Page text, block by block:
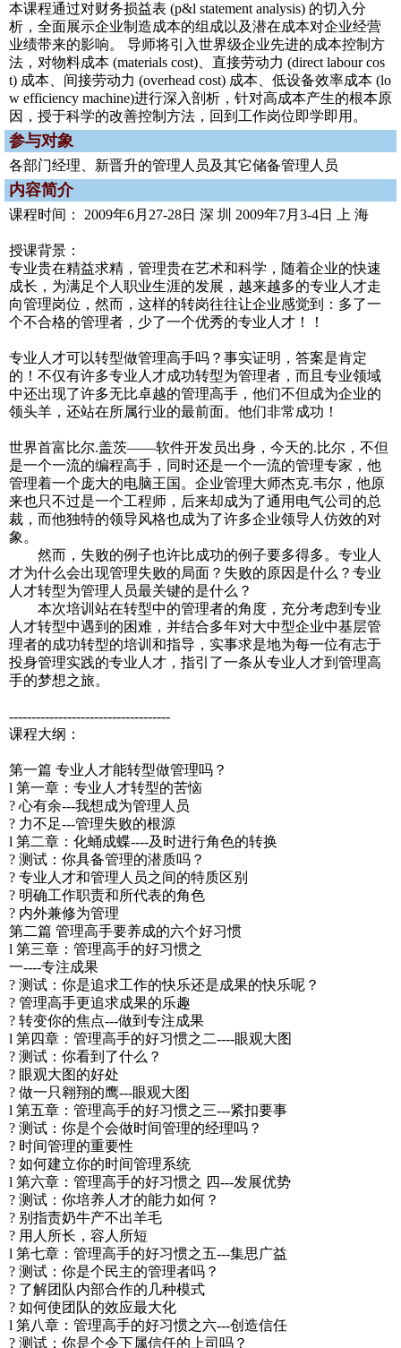
本课程通过对财务损益表 (p&l statement analysis) 的切入分
析，全面展示企业制造成本的组成以及潜在成本对企业经营
业绩带来的影响。 导师将引入世界级企业先进的成本控制方
法，对物料成本 (materials cost)、直接劳动力 (direct labour cos
t) 成本、间接劳动力 (overhead cost) 成本、低设备效率成本 (lo
w efficiency machine)进行深入剖析，针对高成本产生的根本原
因，授于科学的改善控制方法，回到工作岗位即学即用。
参与对象
各部门经理、新晋升的管理人员及其它储备管理人员
内容简介
课程时间： 2009年6月27-28日 深 圳 2009年7月3-4日 上 海
授课背景：
专业贵在精益求精，管理贵在艺术和科学，随着企业的快速
成长，为满足个人职业生涯的发展，越来越多的专业人才走
向管理岗位，然而，这样的转岗往往让企业感觉到：多了一
个不合格的管理者，少了一个优秀的专业人才！！
专业人才可以转型做管理高手吗？事实证明，答案是肯定
的！不仅有许多专业人才成功转型为管理者，而且专业领域
中还出现了许多无比卓越的管理高手，他们不但成为企业的
领头羊，还站在所属行业的最前面。他们非常成功！
世界首富比尔.盖茨——软件开发员出身，今天的.比尔，不但
是一个一流的编程高手，同时还是一个一流的管理专家，他
管理着一个庞大的电脑王国。企业管理大师杰克.韦尔，他原
来也只不过是一个工程师，后来却成为了通用电气公司的总
裁，而他独特的领导风格也成为了许多企业领导人仿效的对
象。
然而，失败的例子也许比成功的例子要多得多。专业人
才为什么会出现管理失败的局面？失败的原因是什么？专业
人才转型为管理人员最关键的是什么？
本次培训站在转型中的管理者的角度，充分考虑到专业
人才转型中遇到的困难，并结合多年对大中型企业中基层管
理者的成功转型的培训和指导，实事求是地为每一位有志于
投身管理实践的专业人才，指引了一条从专业人才到管理高
手的梦想之旅。
------------------------------------
课程大纲：
第一篇 专业人才能转型做管理吗？
l 第一章：专业人才转型的苦恼
? 心有余---我想成为管理人员
? 力不足---管理失败的根源
l 第二章：化蛹成蝶----及时进行角色的转换
? 测试：你具备管理的潜质吗？
? 专业人才和管理人员之间的特质区别
? 明确工作职责和所代表的角色
? 内外兼修为管理
第二篇 管理高手要养成的六个好习惯
l 第三章：管理高手的好习惯之
一----专注成果
? 测试：你是追求工作的快乐还是成果的快乐呢？
? 管理高手更追求成果的乐趣
? 转变你的焦点---做到专注成果
l 第四章：管理高手的好习惯之二----眼观大图
? 测试：你看到了什么？
? 眼观大图的好处
? 做一只翱翔的鹰---眼观大图
l 第五章：管理高手的好习惯之三---紧扣要事
? 测试：你是个会做时间管理的经理吗？
? 时间管理的重要性
? 如何建立你的时间管理系统
l 第六章：管理高手的好习惯之 四---发展优势
? 测试：你培养人才的能力如何？
? 别指责奶牛产不出羊毛
? 用人所长，容人所短
l 第七章：管理高手的好习惯之五---集思广益
? 测试：你是个民主的管理者吗？
? 了解团队内部合作的几种模式
? 如何使团队的效应最大化
l 第八章：管理高手的好习惯之六---创造信任
? 测试：你是个令下属信任的上司吗？